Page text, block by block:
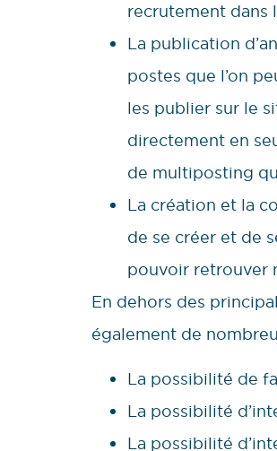
recrutement dans
La publication
postes que l’on
les publier sur le
directement en
de multiposting
La création et la
de se créer et de
pouvoir retrouver
En dehors des
également de
La possibilité de
La possibilité
La possibilité